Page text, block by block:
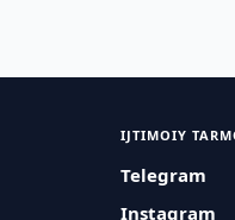
IJTIMOIY
Telegram
Instagram